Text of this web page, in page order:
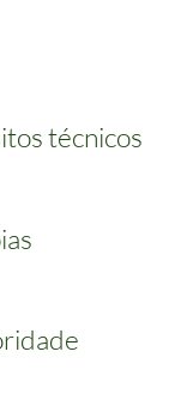
técnicos